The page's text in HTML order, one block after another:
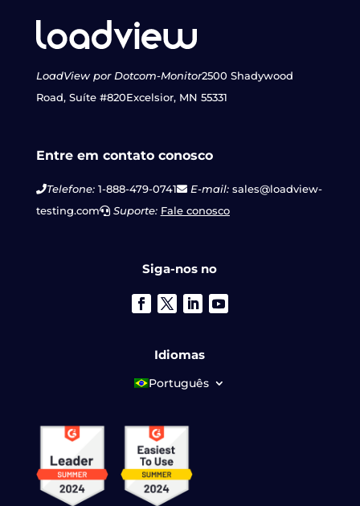
LoadView por Dotcom-Monitor2500 Shadywood
Road, Suíte #820Excelsior, MN 55331
Entre em contato conosco
Telefone:1-888-479-0741 E-mail:sales@loadview-
testing.com
Suporte: Fale conosco
Siga-nos no
Idiomas
Português